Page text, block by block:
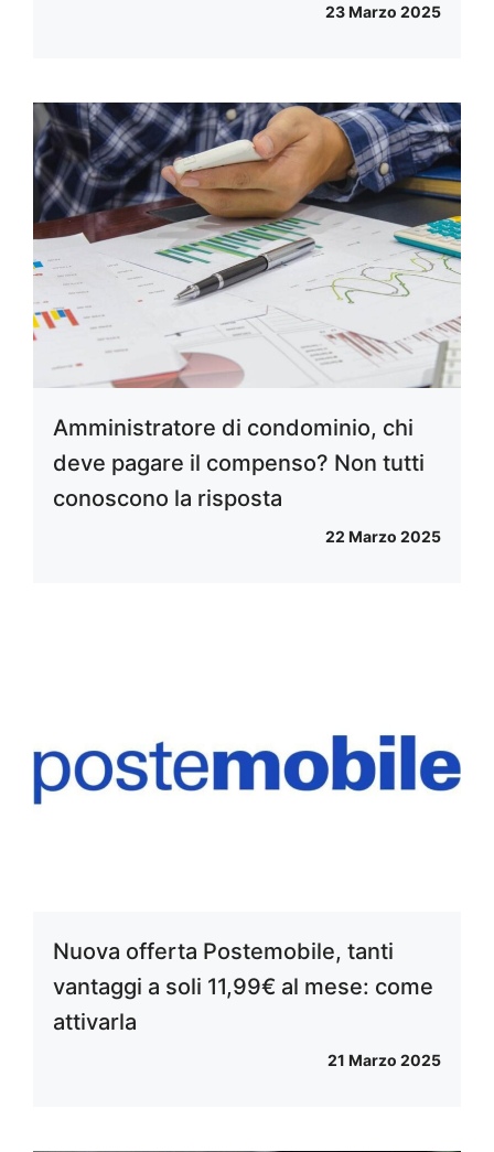
23 Marzo 2025
Amministratore di condominio, chi
deve pagare il compenso? Non tutti
conoscono la risposta
22 Marzo 2025
Nuova offerta Postemobile, tanti
vantaggi a soli 11,99€ al mese: come
attivarla
21 Marzo 2025